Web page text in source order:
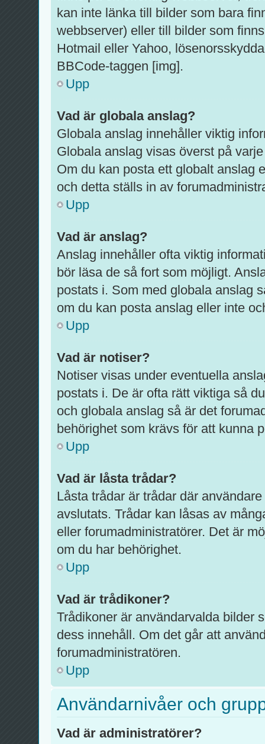
kan inte länka till bilder som bara
webbserver) eller till bilder som
Hotmail eller Yahoo,
BBCode-taggen [img].
Upp
Vad är globala anslag?
Globala anslag innehåller viktig
Globala anslag visas överst på
Om du kan posta ett globalt anslag
och detta ställs in av
Upp
Vad är anslag?
Anslag innehåller ofta viktig
bör läsa de så fort som möjligt.
postats i. Som med globala anslag
om du kan posta anslag eller inte
Upp
Vad är notiser?
Notiser visas under eventuella
postats i. De är ofta rätt viktiga så
och globala anslag så är det
behörighet som krävs för att kunna
Upp
Vad är låsta trådar?
Låsta trådar är trådar där
avslutats. Trådar kan låsas av
eller forumadministratörer. Det är
om du har behörighet.
Upp
Vad är trådikoner?
Trådikoner är användarvalda bilder
dess innehåll. Om det går att
forumadministratören.
Upp
Användarnivåer och
Vad är administratörer?